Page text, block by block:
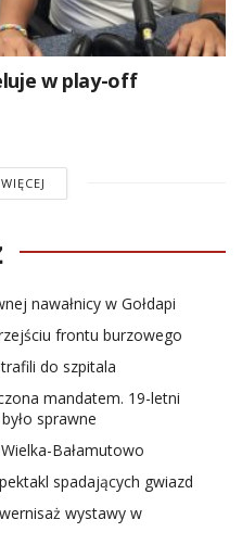
w play-off
nawałnicy w Gołdapi
frontu burzowego
do szpitala
mandatem. 19-letni
sprawne
Bałamutowo
spadających gwiazd
wystawy w